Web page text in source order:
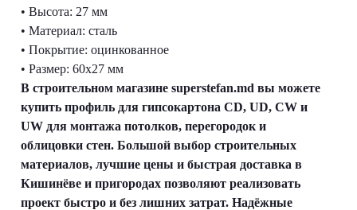
• Высота: 27 мм
• Материал: сталь
• Покрытие: оцинкованное
• Размер: 60x27 мм
В строительном магазине superstefan.md вы можете
купить профиль для гипсокартона CD, UD, CW и
UW для монтажа потолков, перегородок и
облицовки стен. Большой выбор строительных
материалов, лучшие цены и быстрая доставка в
Кишинёве и пригородах позволяют реализовать
проект быстро и без лишних затрат. Надёжные